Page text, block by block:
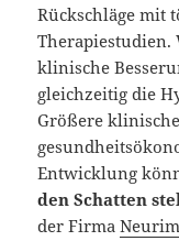
Rückschläge mit
Therapiestudien.
klinische
gleichzeitig die
Größere
Entwicklung
den Schatten
der Firma